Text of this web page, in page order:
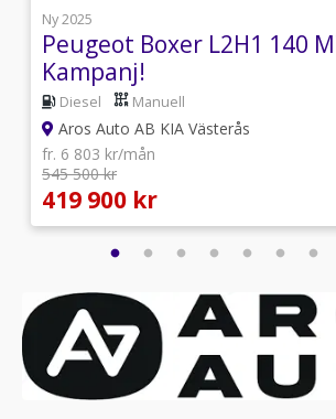
Ny 2025
Peugeot Boxer L2H1 140
Kampanj!
Diesel Manuell
Aros Auto AB KIA Västerås
fr. 6 803 kr/mån
545 500 kr
419 900 kr